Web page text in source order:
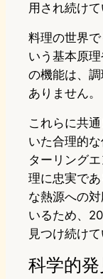
用され続けて
料理の世界
いう基本原
の機能は、
ありません。
これらに共
いた合理的
ターリング
理に忠実で
な熱源への
いるため、
見つけ続けて
科学的